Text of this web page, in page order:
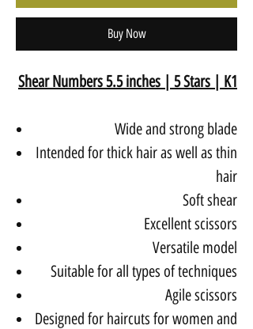
Buy Now
Shear Numbers 5.5 inches | 5 Stars | K1
Wide and strong blade
Intended for thick hair as well as thin
hair
Soft shear
Excellent scissors
Versatile model
Suitable for all types of techniques
Agile scissors
Designed for haircuts for women and